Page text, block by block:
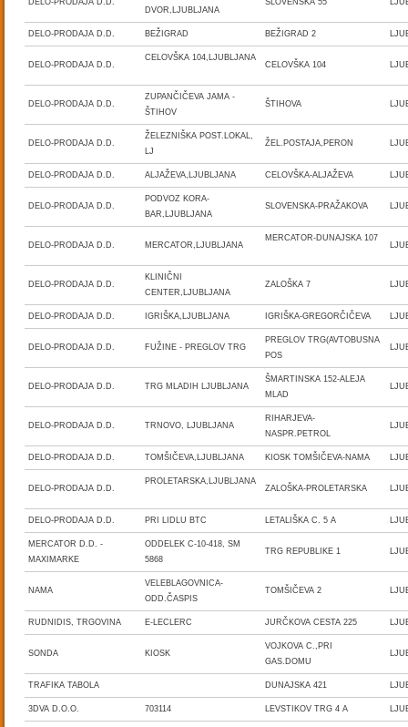
DELO-PRODAJA D.D.
DVOR,LJUBLJANA
SLOVENSKA 55
DELO-PRODAJA D.D. BEŽIGRAD BEŽIGRAD 2
DELO-PRODAJA D.D.
CELOVŠKA 104,LJUBLJANA
CELOVŠKA 104
DELO-PRODAJA D.D.
ZUPANČIČEVA JAMA -
ŠTIHOV
ŠTIHOVA
DELO-PRODAJA D.D.
ŽELEZNIŠKA POST.LOKAL,
LJ
ŽEL.POSTAJA,PERON
DELO-PRODAJA D.D. ALJAŽEVA,LJUBLJANA CELOVŠKA-ALJAŽEVA
DELO-PRODAJA D.D.
PODVOZ KORA-
BAR,LJUBLJANA
SLOVENSKA-PRAŽAKOVA
DELO-PRODAJA D.D. MERCATOR,LJUBLJANA
MERCATOR-DUNAJSKA 107
DELO-PRODAJA D.D.
KLINIČNI
CENTER,LJUBLJANA
ZALOŠKA 7
DELO-PRODAJA D.D. IGRIŠKA,LJUBLJANA IGRIŠKA-GREGORČIČEVA
DELO-PRODAJA D.D. FUŽINE - PREGLOV TRG
PREGLOV TRG(AVTOBUSNA
POS
DELO-PRODAJA D.D. TRG MLADIH LJUBLJANA
ŠMARTINSKA 152-ALEJA
MLAD
DELO-PRODAJA D.D. TRNOVO, LJUBLJANA
RIHARJEVA-
NASPR.PETROL
DELO-PRODAJA D.D. TOMŠIČEVA,LJUBLJANA KIOSK TOMŠIČEVA-NAMA
DELO-PRODAJA D.D.
PROLETARSKA,LJUBLJANA
ZALOŠKA-PROLETARSKA
DELO-PRODAJA D.D. PRI LIDLU BTC LETALIŠKA C. 5 A
MERCATOR D.D. -
MAXIMARKE
ODDELEK C-10-418, SM
5868
TRG REPUBLIKE 1
NAMA
VELEBLAGOVNICA-
ODD.ČASPIS
TOMŠIČEVA 2
RUDNIDIS, TRGOVINA E-LECLERC JURČKOVA CESTA 225
SONDA KIOSK
VOJKOVA C.,PRI
GAS.DOMU
TRAFIKA TABOLA DUNAJSKA 421
3DVA D.O.O. 703114 LEVSTIKOV TRG 4 A